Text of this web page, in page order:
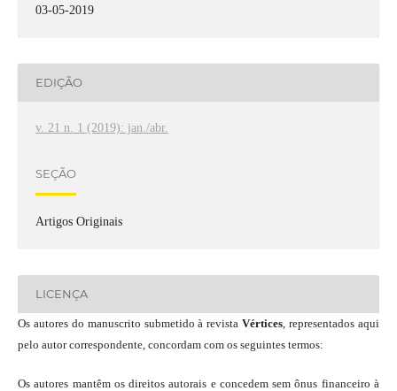
03-05-2019
EDIÇÃO
v. 21 n. 1 (2019): jan./abr.
SEÇÃO
Artigos Originais
LICENÇA
Os autores do manuscrito submetido à revistaVértices , representados aqui
pelo autor correspondente, concordam com os seguintes termos:
Os autores mantêm os direitos autorais e concedem sem ônus financeiro à